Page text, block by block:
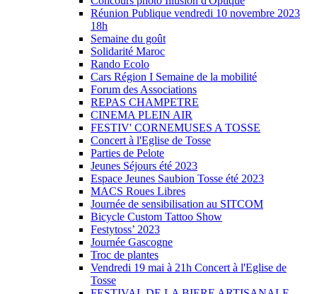
Réunion Publique vendredi 10 novembre 2023
18h
Semaine du goût
Solidarité Maroc
Rando Ecolo
Cars Région I Semaine de la mobilité
Forum des Associations
REPAS CHAMPETRE
CINEMA PLEIN AIR
FESTIV' CORNEMUSES A TOSSE
Concert à l'Eglise de Tosse
Parties de Pelote
Jeunes Séjours été 2023
Espace Jeunes Saubion Tosse été 2023
MACS Roues Libres
Journée de sensibilisation au SITCOM
Bicycle Custom Tattoo Show
Festytoss’ 2023
Journée Gascogne
Troc de plantes
Vendredi 19 mai à 21h Concert à l'Eglise de
Tosse